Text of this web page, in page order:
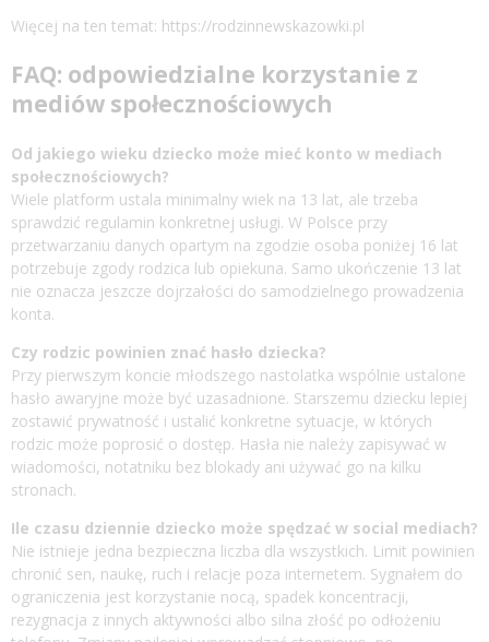
Więcej na ten temat: https://rodzinnewskazowki.pl
FAQ: odpowiedzialne korzystanie z
mediów społecznościowych
Od jakiego wieku dziecko może mieć konto w mediach
społecznościowych?
Wiele platform ustala minimalny wiek na 13 lat, ale trzeba
sprawdzić regulamin konkretnej usługi. W Polsce przy
przetwarzaniu danych opartym na zgodzie osoba poniżej 16 lat
potrzebuje zgody rodzica lub opiekuna. Samo ukończenie 13 lat
nie oznacza jeszcze dojrzałości do samodzielnego prowadzenia
konta.
Czy rodzic powinien znać hasło dziecka?
Przy pierwszym koncie młodszego nastolatka wspólnie ustalone
hasło awaryjne może być uzasadnione. Starszemu dziecku lepiej
zostawić prywatność i ustalić konkretne sytuacje, w których
rodzic może poprosić o dostęp. Hasła nie należy zapisywać w
wiadomości, notatniku bez blokady ani używać go na kilku
stronach.
Ile czasu dziennie dziecko może spędzać w social mediach?
Nie istnieje jedna bezpieczna liczba dla wszystkich. Limit powinien
chronić sen, naukę, ruch i relacje poza internetem. Sygnałem do
ograniczenia jest korzystanie nocą, spadek koncentracji,
rezygnacja z innych aktywności albo silna złość po odłożeniu